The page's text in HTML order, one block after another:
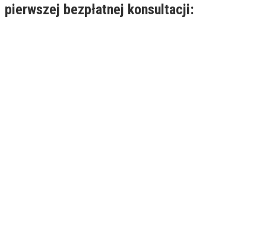
pierwszej bezpłatnej konsultacji: